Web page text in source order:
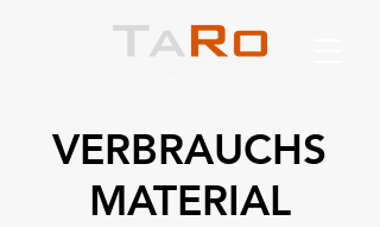
VERBRAUCHS
MATERIAL